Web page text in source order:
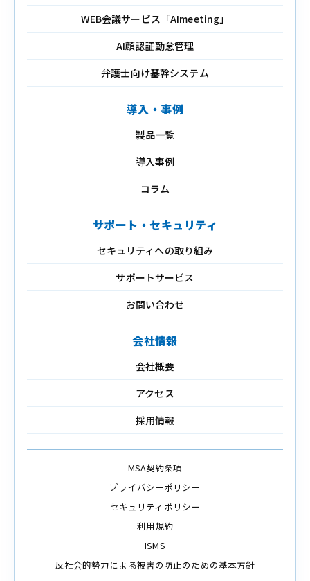
WEB会議サービス「AImeeting」
AI顔認証勤怠管理
弁護士向け基幹システム
導入・事例
製品一覧
導入事例
コラム
サポート・セキュリティ
セキュリティへの取り組み
サポートサービス
お問い合わせ
会社情報
会社概要
アクセス
採用情報
MSA契約条項
プライバシーポリシー
セキュリティポリシー
利用規約
ISMS
反社会的勢力による被害の防止のための基本方針